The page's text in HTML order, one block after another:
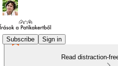
Subscribe Sign in
Read distraction-